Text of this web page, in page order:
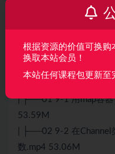
| ├──06 8-6 在Channel
| └──07 8-7 在
| ├──01 9-1 用map容器
53.59M
| ├──02 9-2 在Channel
数.mp4 53.06M
根据资源的价值可换购
换取本站会员！
本站任何课程包更新至